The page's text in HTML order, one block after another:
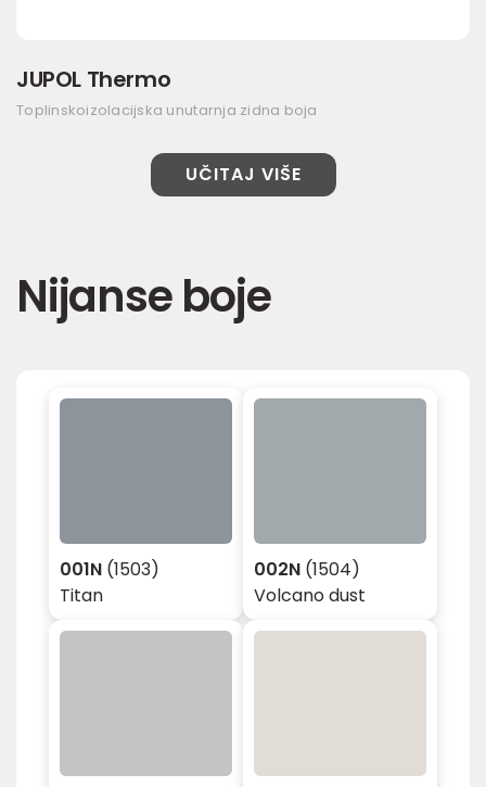
JUPOL Thermo
Toplinskoizolacijska unutarnja zidna boja
UČITAJ VIŠE
Nijanse boje
001N (1503)
Titan
002N (1504)
Volcano dust